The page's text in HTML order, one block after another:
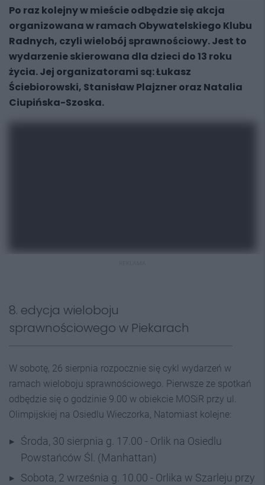
Po raz kolejny w mieście odbędzie się akcja
organizowana w ramach Obywatelskiego Klubu
Radnych, czyli wielobój sprawnościowy. Jest to
wydarzenie skierowana dla dzieci do 13 roku
życia. Jej organizatorami są: Łukasz
Ściebiorowski, Stanisław Plajzner oraz Natalia
Ciupińska-Szoska.
8. edycja wieloboju
sprawnościowego w Piekarach
W sobotę, 26 sierpnia rozpocznie się cykl wydarzeń w
ramach wieloboju sprawnościowego. Pierwsze ze spotkań
odbędzie się o godzinie 9.00 w obiekcie MOSiR przy ul.
Olimpijskiej na Osiedlu Wieczorka, Natomiast kolejne:
Środa, 30 sierpnia g. 17.00 - Orlik na Osiedlu
Powstańców Śl. (Manhattan)
Sobota, 2 września g. 10.00 - Orlika w Szarleju przy